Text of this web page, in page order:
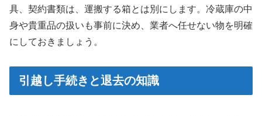
具、契約書類は、運搬する箱とは別にします。冷蔵庫の中
身や貴重品の扱いも事前に決め、業者へ任せない物を明確
にしておきましょう。
引越し手続きと退去の知識